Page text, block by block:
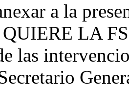
a la
LA
las